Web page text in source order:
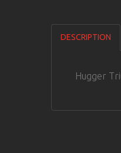
DESCRIPTION
Hugger